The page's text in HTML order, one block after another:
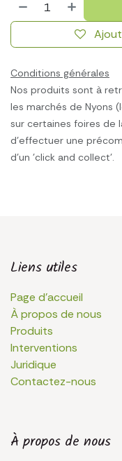
Conditions générales
Nos produits sont à
les marchés de Nyons
sur certaines foires de
d'effectuer une
d'un 'click and collect'.
Liens utiles
Page d'accueil
À propos de nous
Produits
Interventions
Juridique
Contactez-nous
À propos de nous